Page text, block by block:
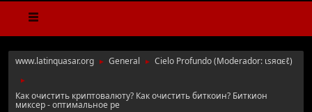
www.latinquasar.org ► General ► Cielo Profundo(Moderador: ιѕяαєℓ)
►
Как очистить криптовалюту? Как очистить биткоин? Биткион
миксер - оптимальное ре